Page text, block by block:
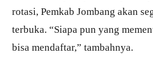
rotasi, Pemkab Jombang akan
terbuka. “Siapa pun yang
bisa mendaftar,” tambahnya.